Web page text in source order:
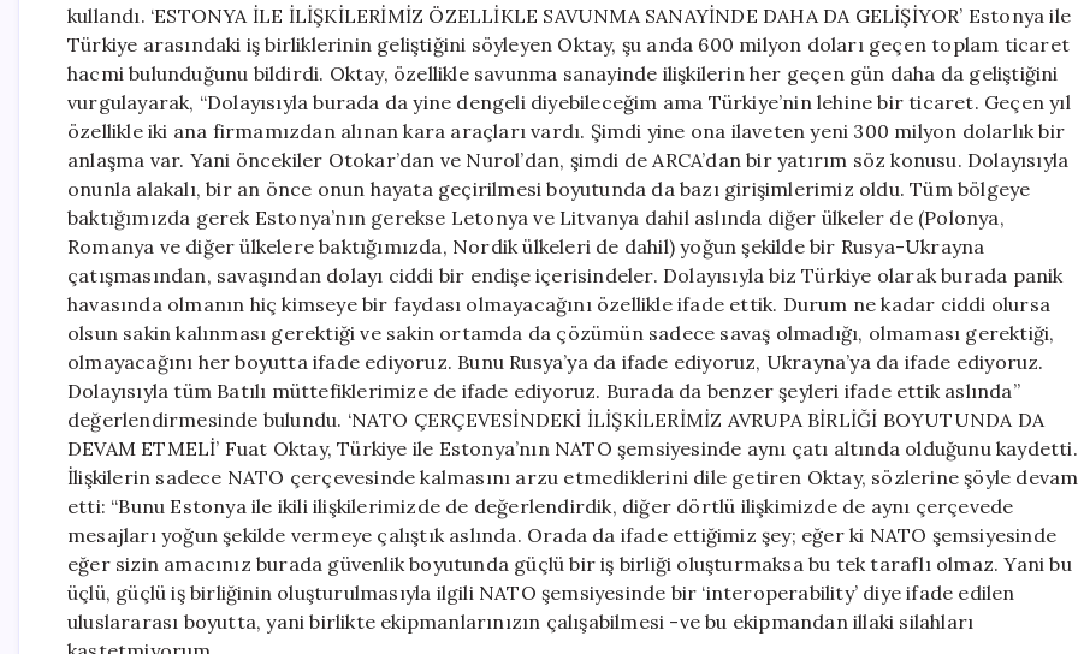
kullandı. ‘ESTONYA İLE İLİŞKİLERİMİZ ÖZELLİKLE SAVUNMA SANAYİNDE DAHA DA GELİŞİYOR’ Estonya ile
Türkiye arasındaki iş birliklerinin geliştiğini söyleyen Oktay, şu anda 600 milyon doları geçen toplam ticaret
hacmi bulunduğunu bildirdi. Oktay, özellikle savunma sanayinde ilişkilerin her geçen gün daha da geliştiğini
vurgulayarak, “Dolayısıyla burada da yine dengeli diyebileceğim ama Türkiye’nin lehine bir ticaret. Geçen yıl
özellikle iki ana firmamızdan alınan kara araçları vardı. Şimdi yine ona ilaveten yeni 300 milyon dolarlık bir
anlaşma var. Yani öncekiler Otokar’dan ve Nurol’dan, şimdi de ARCA’dan bir yatırım söz konusu. Dolayısıyla
onunla alakalı, bir an önce onun hayata geçirilmesi boyutunda da bazı girişimlerimiz oldu. Tüm bölgeye
baktığımızda gerek Estonya’nın gerekse Letonya ve Litvanya dahil aslında diğer ülkeler de (Polonya,
Romanya ve diğer ülkelere baktığımızda, Nordik ülkeleri de dahil) yoğun şekilde bir Rusya-Ukrayna
çatışmasından, savaşından dolayı ciddi bir endişe içerisindeler. Dolayısıyla biz Türkiye olarak burada panik
havasında olmanın hiç kimseye bir faydası olmayacağını özellikle ifade ettik. Durum ne kadar ciddi olursa
olsun sakin kalınması gerektiği ve sakin ortamda da çözümün sadece savaş olmadığı, olmaması gerektiği,
olmayacağını her boyutta ifade ediyoruz. Bunu Rusya’ya da ifade ediyoruz, Ukrayna’ya da ifade ediyoruz.
Dolayısıyla tüm Batılı müttefiklerimize de ifade ediyoruz. Burada da benzer şeyleri ifade ettik aslında”
değerlendirmesinde bulundu. ‘NATO ÇERÇEVESİNDEKİ İLİŞKİLERİMİZ AVRUPA BİRLİĞİ BOYUTUNDA DA
DEVAM ETMELİ’ Fuat Oktay, Türkiye ile Estonya’nın NATO şemsiyesinde aynı çatı altında olduğunu kaydetti.
İlişkilerin sadece NATO çerçevesinde kalmasını arzu etmediklerini dile getiren Oktay, sözlerine şöyle devam
etti: “Bunu Estonya ile ikili ilişkilerimizde de değerlendirdik, diğer dörtlü ilişkimizde de aynı çerçevede
mesajları yoğun şekilde vermeye çalıştık aslında. Orada da ifade ettiğimiz şey; eğer ki NATO şemsiyesinde
eğer sizin amacınız burada güvenlik boyutunda güçlü bir iş birliği oluşturmaksa bu tek taraflı olmaz. Yani bu
üçlü, güçlü iş birliğinin oluşturulmasıyla ilgili NATO şemsiyesinde bir ‘interoperability’ diye ifade edilen
uluslararası boyutta, yani birlikte ekipmanlarınızın çalışabilmesi -ve bu ekipmandan illaki silahları